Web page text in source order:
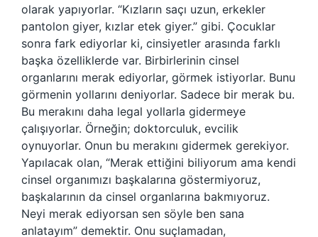
olarak yapıyorlar. “Kızların saçı uzun, erkekler
pantolon giyer, kızlar etek giyer.” gibi. Çocuklar
sonra fark ediyorlar ki, cinsiyetler arasında farklı
başka özelliklerde var. Birbirlerinin cinsel
organlarını merak ediyorlar, görmek istiyorlar. Bunu
görmenin yollarını deniyorlar. Sadece bir merak bu.
Bu merakını daha legal yollarla gidermeye
çalışıyorlar. Örneğin; doktorculuk, evcilik
oynuyorlar. Onun bu merakını gidermek gerekiyor.
Yapılacak olan, “Merak ettiğini biliyorum ama kendi
cinsel organımızı başkalarına göstermiyoruz,
başkalarının da cinsel organlarına bakmıyoruz.
Neyi merak ediyorsan sen söyle ben sana
anlatayım” demektir. Onu suçlamadan,